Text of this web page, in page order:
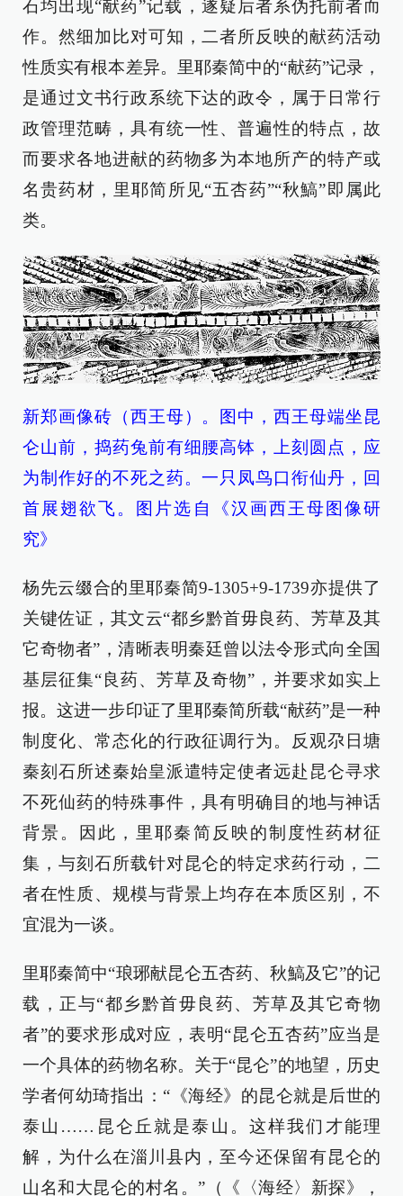
石均出现“献药”记载，遂疑后者系伪托前者而
作。然细加比对可知，二者所反映的献药活动
性质实有根本差异。里耶秦简中的“献药”记录，
是通过文书行政系统下达的政令，属于日常行
政管理范畴，具有统一性、普遍性的特点，故
而要求各地进献的药物多为本地所产的特产或
名贵药材，里耶简所见“五杏药”“秋鰝”即属此
类。
新郑画像砖（西王母）。图中，西王母端坐昆
仑山前，捣药兔前有细腰高钵，上刻圆点，应
为制作好的不死之药。一只凤鸟口衔仙丹，回
首展翅欲飞。图片选自《汉画西王母图像研
究》
杨先云缀合的里耶秦简9-1305+9-1739亦提供了
关键佐证，其文云“都乡黔首毋良药、芳草及其
它奇物者”，清晰表明秦廷曾以法令形式向全国
基层征集“良药、芳草及奇物”，并要求如实上
报。这进一步印证了里耶秦简所载“献药”是一种
制度化、常态化的行政征调行为。反观尕日塘
秦刻石所述秦始皇派遣特定使者远赴昆仑寻求
不死仙药的特殊事件，具有明确目的地与神话
背景。因此，里耶秦简反映的制度性药材征
集，与刻石所载针对昆仑的特定求药行动，二
者在性质、规模与背景上均存在本质区别，不
宜混为一谈。
里耶秦简中“琅琊献昆仑五杏药、秋鰝及它”的记
载，正与“都乡黔首毋良药、芳草及其它奇物
者”的要求形成对应，表明“昆仑五杏药”应当是
一个具体的药物名称。关于“昆仑”的地望，历史
学者何幼琦指出：“《海经》的昆仑就是后世的
泰山……昆仑丘就是泰山。这样我们才能理
解，为什么在淄川县内，至今还保留有昆仑的
山名和大昆仑的村名。”（《〈海经〉新探》，